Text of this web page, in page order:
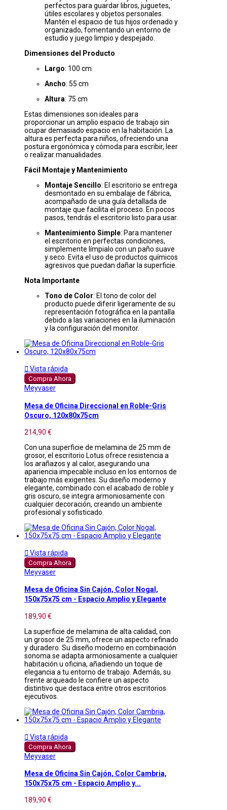
perfectos para guardar libros, juguetes,
útiles escolares y objetos personales.
Mantén el espacio de tus hijos ordenado y
organizado, fomentando un entorno de
estudio y juego limpio y despejado.
Dimensiones del Producto
Largo: 100 cm
Ancho: 55 cm
Altura: 75 cm
Estas dimensiones son ideales para
proporcionar un amplio espacio de trabajo sin
ocupar demasiado espacio en la habitación. La
altura es perfecta para niños, ofreciendo una
postura ergonómica y cómoda para escribir, leer
o realizar manualidades.
Fácil Montaje y Mantenimiento
Montaje Sencillo: El escritorio se entrega
desmontado en su embalaje de fábrica,
acompañado de una guía detallada de
montaje que facilita el proceso. En pocos
pasos, tendrás el escritorio listo para usar.
Mantenimiento Simple: Para mantener
el escritorio en perfectas condiciones,
simplemente límpialo con un paño suave
y seco. Evita el uso de productos químicos
agresivos que puedan dañar la superficie.
Nota Importante
Tono de Color: El tono de color del
producto puede diferir ligeramente de su
representación fotográfica en la pantalla
debido a las variaciones en la iluminación
y la configuración del monitor.
 Vista rápida
Compra Ahora
Meyvaser
Mesa de Oficina Direccional en Roble-Gris
Oscuro, 120x80x75cm
214,90 €
Con una superficie de melamina de 25 mm de
grosor, el escritorio Lotus ofrece resistencia a
los arañazos y al calor, asegurando una
apariencia impecable incluso en los entornos de
trabajo más exigentes. Su diseño moderno y
elegante, combinado con el acabado de roble y
gris oscuro, se integra armoniosamente con
cualquier decoración, creando un ambiente
profesional y sofisticado.
 Vista rápida
Compra Ahora
Meyvaser
Mesa de Oficina Sin Cajón, Color Nogal,
150x75x75 cm - Espacio Amplio y Elegante
189,90 €
La superficie de melamina de alta calidad, con
un grosor de 25 mm, ofrece un aspecto refinado
y duradero. Su diseño moderno en combinación
sonoma se adapta armoniosamente a cualquier
habitación u oficina, añadiendo un toque de
elegancia a tu entorno de trabajo. Además, su
frente arqueado le confiere un aspecto
distintivo que destaca entre otros escritorios
ejecutivos.
 Vista rápida
Compra Ahora
Meyvaser
Mesa de Oficina Sin Cajón, Color Cambria,
150x75x75 cm - Espacio Amplio y...
189,90 €